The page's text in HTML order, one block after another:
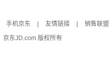
手机京东 友情链接 销售联盟
京东JD.com 版权所有